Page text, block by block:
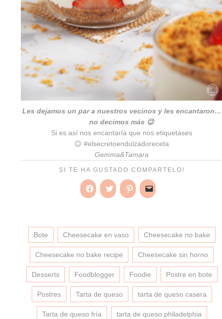
Les dejamos un par a nuestros vecinos y les encantaron…
no decimos más 😉
Si es así nos encantaría que nos etiquetases
😉 #elsecretoendulzadoreceta
Gemma&Tamara
SI TE HA GUSTADO COMPARTELO!
Haz
Facebook
(Se
abre
en
una
ventana
nueva)
Haz
Twitter
(Se
abre
en
una
ventana
nueva)
Haz
Pinterest
(Se
abre
en
una
ventana
nueva)
Haz
enlace
por
correo
electrónico
a
un
amigo
(Se
abre
en
una
ventana
nueva)
Bote Cheesecake en vaso Cheesecake no bake
Cheesecake no bake recipe Cheesecake sin horno
Desserts Foodblogger Foodie Postre en bote
Postres Tarta de queso tarta de queso casera
Tarta de queso fría tarta de queso philadelphia